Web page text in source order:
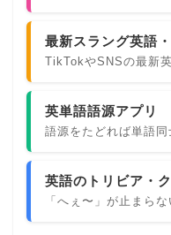
最新スラング英語
TikTokやSNSの最新
英単語語源アプリ
語源をたどれば単語
英語のトリビア・
「へぇ〜」が止まら